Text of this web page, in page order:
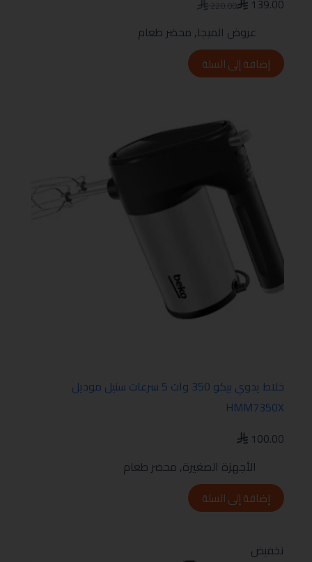
220.00
139.00
عروض الميجا, محضر طعام
إضافة إلى السلة
خلاط يدوي بيكو 350 وات 5 سرعات ستيل موديل
HMM7350X
100.00
الأجهزة الصغيرة, محضر طعام
إضافة إلى السلة
تخفيض